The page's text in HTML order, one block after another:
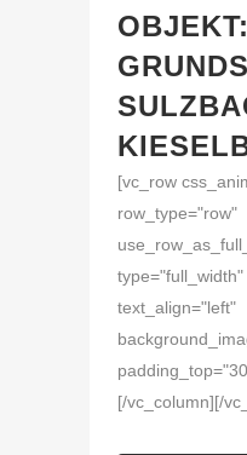
OBJEKT:
[vc_row
row_type="row"
text_align="left"
[/vc_column][/